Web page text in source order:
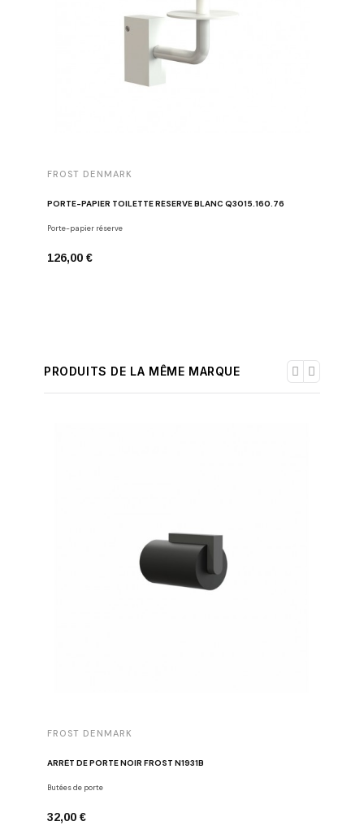
FROST DENMARK
PORTE-PAPIER TOILETTE RÉSERVE BLANC Q3015.160.76
Porte-papier réserve
126,00 €
PRODUITS DE LA MÊME MARQUE
FROST DENMARK
ARRÊT DE PORTE NOIR FROST N1931B
Butées de porte
32,00 €